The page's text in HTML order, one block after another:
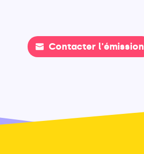
Contacter l'émission